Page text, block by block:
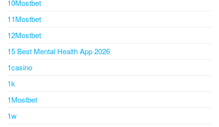
10Mostbet
11Mostbet
12Mostbet
15 Best Mental Health App 2026
1casino
1k
1Mostbet
1w